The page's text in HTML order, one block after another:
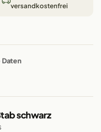
versandkostenfrei
Daten
schwarz